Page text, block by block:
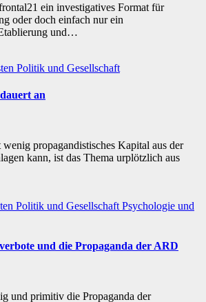
ein investigatives Format für
oder doch einfach nur ein
und…
Politik und Gesellschaft
an
propagandistisches Kapital aus der
kann, ist das Thema urplötzlich aus
Politik und GesellschaftPsychologie und
und die Propaganda der ARD
und primitiv die Propaganda der